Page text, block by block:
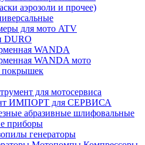
аэрозоли и прочее)
для мото ATV
DURO
WANDA
WANDA мото
для мотосервиса
ИМПОРТ для СЕРВИСА
абразивные шлифовальные
приборы
генераторы